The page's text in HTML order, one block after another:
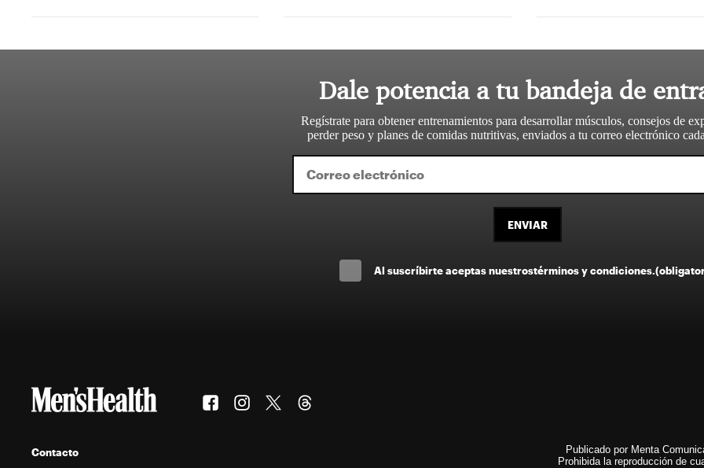
Dale potencia a tu bandeja de
Regístrate para obtener entrenamientos para desarrollar músculos, consejos de
perder peso y planes de comidas nutritivas, enviados a tu correo electrónico
ENVIAR
Al suscríbirte aceptas nuestrostérminos y condiciones.
Contacto
Publicado por Menta
Prohibida la reproducción de